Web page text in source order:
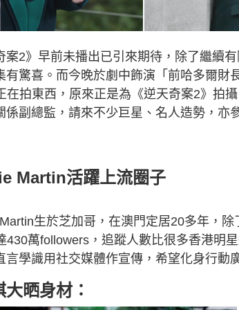
案2》早前未播出已引來期待，除了繼續
有驚喜。而今晚於劇中飾演「前哈多爾財
在拍東西，原來正是為《逆天奇案2》拍
係副總監，請來不少巨星、名人造勢，亦
Martin活躍上流圈子
生於芝加哥，在澳門定居20多年，
430萬followers，追蹤人數比很多香港明
言學識用社交媒體作宣傳，希望化身行動
大晒身材：